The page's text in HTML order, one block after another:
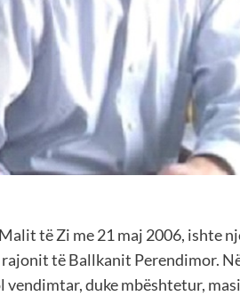
të Zi me 21 maj 2006, ishte
të Ballkanit Perendimor.
duke mbështetur,